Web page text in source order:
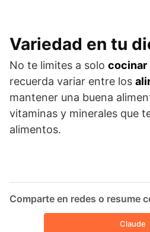
Variedad en tu
No te limites a solo cocinar
recuerda variar entre los
mantener una buena
vitaminas y minerales que
alimentos.
Comparte en redes o resume
Claude